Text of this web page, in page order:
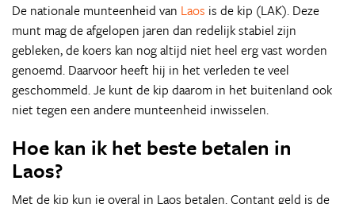
De nationale munteenheid van Laos is de kip (LAK). Deze
munt mag de afgelopen jaren dan redelijk stabiel zijn
gebleken, de koers kan nog altijd niet heel erg vast worden
genoemd. Daarvoor heeft hij in het verleden te veel
geschommeld. Je kunt de kip daarom in het buitenland ook
niet tegen een andere munteenheid inwisselen.
Hoe kan ik het beste betalen in
Laos?
Met de kip kun je overal in Laos betalen. Contant geld is de